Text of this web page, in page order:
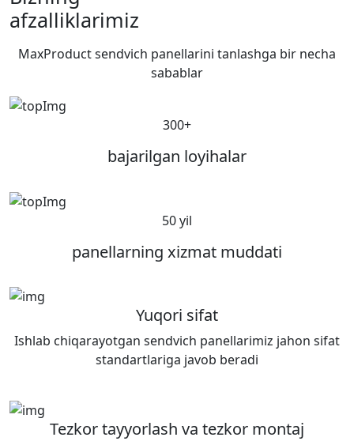
afzalliklarimiz
MaxProduct sendvich panellarini tanlashga bir necha
sabablar
300+
bajarilgan loyihalar
50 yil
panellarning xizmat muddati
Yuqori sifat
Ishlab chiqarayotgan sendvich panellarimiz jahon sifat
standartlariga javob beradi
Tezkor tayyorlash va tezkor montaj